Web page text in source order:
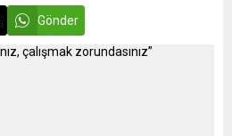
Gönder